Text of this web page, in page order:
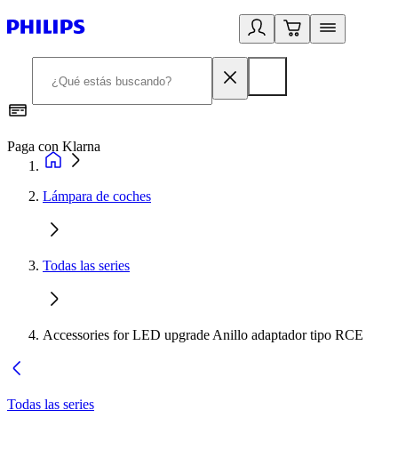
Paga con Klarna
Lámpara de coches
Todas las series
Accessories for LED upgrade Anillo adaptador tipo RCE
Todas las series